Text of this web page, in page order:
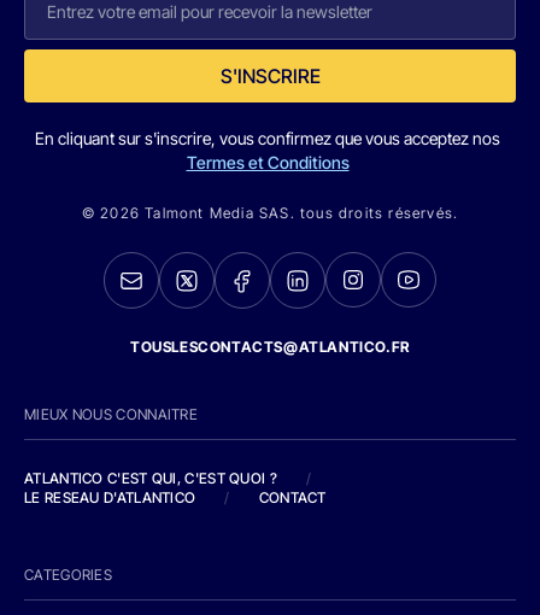
S'INSCRIRE
En cliquant sur s'inscrire, vous confirmez que vous acceptez nos
Termes et Conditions
© 2026 Talmont Media SAS. tous droits réservés.
TOUSLESCONTACTS@ATLANTICO.FR
MIEUX NOUS CONNAITRE
ATLANTICO C'EST QUI, C'EST QUOI ?
/
LE RESEAU D'ATLANTICO
/ CONTACT
CATEGORIES